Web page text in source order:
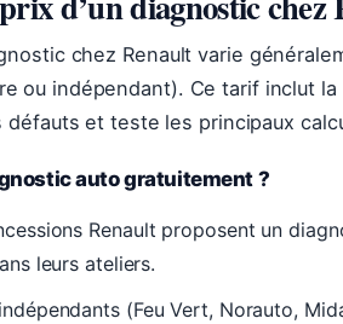
chez Renault varie
ou indépendant). Ce tarif inclut
défauts et teste les principaux
auto gratuitement ?
Renault proposent un
leurs ateliers.
(Feu Vert, Norauto,